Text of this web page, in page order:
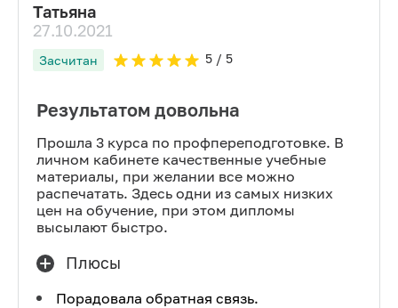
Татьяна
27.10.2021
Засчитан 5/ 5
Результатом довольна
Прошла 3 курса по профпереподготовке. В
личном кабинете качественные учебные
материалы, при желании все можно
распечатать. Здесь одни из самых низких
цен на обучение, при этом дипломы
высылают быстро.
Плюсы
Порадовала обратная связь.